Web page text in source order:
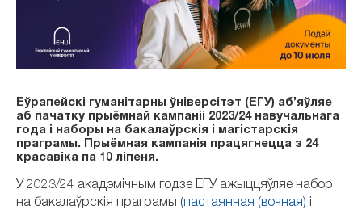
Еўрапейскі гуманітарны ўніверсітэт (ЕГУ) аб’яўляе
аб пачатку прыёмнай кампаніі 2023/24 навучальнага
года і наборы на бакалаўрскія і магістарскія
праграмы. Прыёмная кампанія працягнецца з 24
красавіка па 10 ліпеня.
У 2023/24 акадэмічным годзе ЕГУ ажыццяўляе набор
на бакалаўрскія праграмы (пастаянная (вочная) і